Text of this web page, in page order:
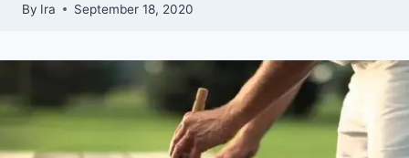
By Ira September 18, 2020